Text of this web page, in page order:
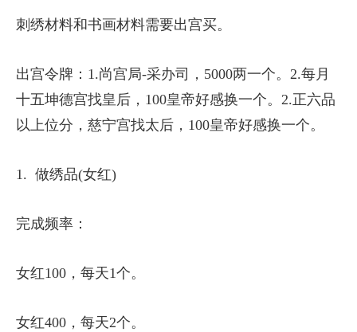
刺绣材料和书画材料需要出宫买。
出宫令牌：1.尚宫局-采办司，5000两一个。2.每月
十五坤德宫找皇后，100皇帝好感换一个。2.正六品
以上位分，慈宁宫找太后，100皇帝好感换一个。
1. 做绣品(女红)
完成频率：
女红100，每天1个。
女红400，每天2个。